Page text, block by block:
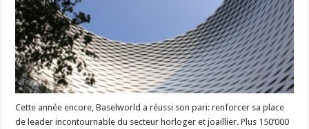
l’horlogerie
et
la
joaillerie
mondiale
Cette année encore, Baselworld a réussi son pari: renforcer sa place
de leader incontournable du secteur horloger et joaillier. Plus 150’000